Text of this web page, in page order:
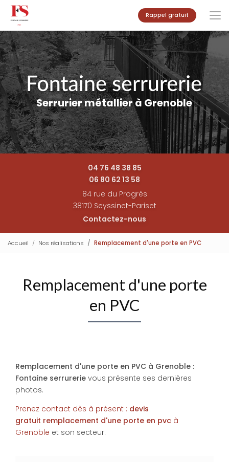
Aller
contenu
principal
Rappel gratuit
Serrurier métallier à Grenoble
04 76 48 38 85
06 80 62 13 58
84 rue du Progrès
38170 Seyssinet-Pariset
Contactez-nous
Accueil Nos réalisations Remplacement d'une porte en PVC
Remplacement d'une porte
en PVC
Remplacement d'une porte en PVC à Grenoble :
Fontaine serrurerie vous présente ses dernières
photos.
Prenez contact dès à présent : devis
gratuit remplacement d'une porte en pvc à
Grenoble et son secteur.